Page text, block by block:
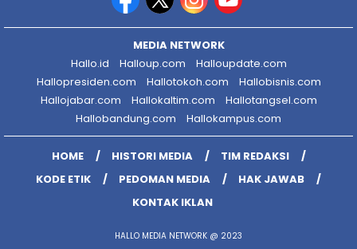
MEDIA NETWORK
Hallo.id
Halloup.com
Halloupdate.com
Hallopresiden.com
Hallotokoh.com
Hallobisnis.com
Hallojabar.com
Hallokaltim.com
Hallotangsel.com
Hallobandung.com
Hallokampus.com
HOME HISTORI MEDIA
TIM REDAKSI
KODE ETIK
PEDOMAN MEDIA
HAK JAWAB
KONTAK IKLAN
HALLO MEDIA NETWORK @ 2023